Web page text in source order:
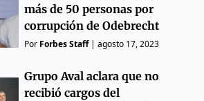
más de 50 personas por
corrupción de Odebrecht
Por Forbes Staff|agosto 17, 2023
Grupo Aval aclara que no
recibió cargos del